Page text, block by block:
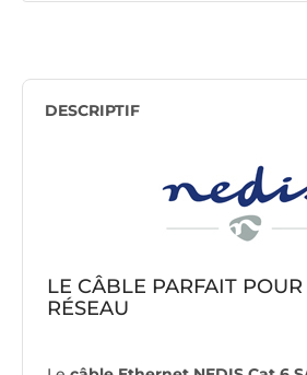
DESCRIPTIF
LE CÂBLE PARFAIT POUR
RÉSEAU